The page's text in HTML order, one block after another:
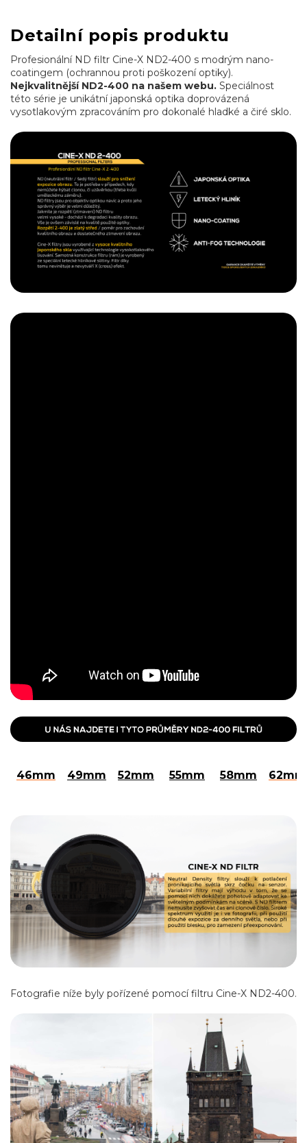
Detailní popis produktu
Profesionální ND filtr Cine-X ND2-400 s modrým nano-
coatingem (ochrannou proti poškození optiky).
Nejkvalitnější ND2-400 na našem webu. Speciálnost
této série je unikátní japonská optika doprovázená
vysotlakovým zpracováním pro dokonalé hladké a čiré sklo.
46mm 49mm 52mm 55mm 58mm 62mm
Fotografie níže byly pořízené pomocí filtru Cine-X ND2-400.